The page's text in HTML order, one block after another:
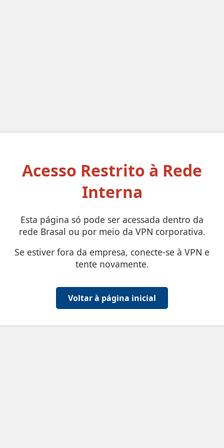
Acesso Restrito à Rede
Interna
Esta página só pode ser acessada dentro da
rede Brasal ou por meio da VPN corporativa.
Se estiver fora da empresa, conecte-se à VPN e
tente novamente.
Voltar à página inicial